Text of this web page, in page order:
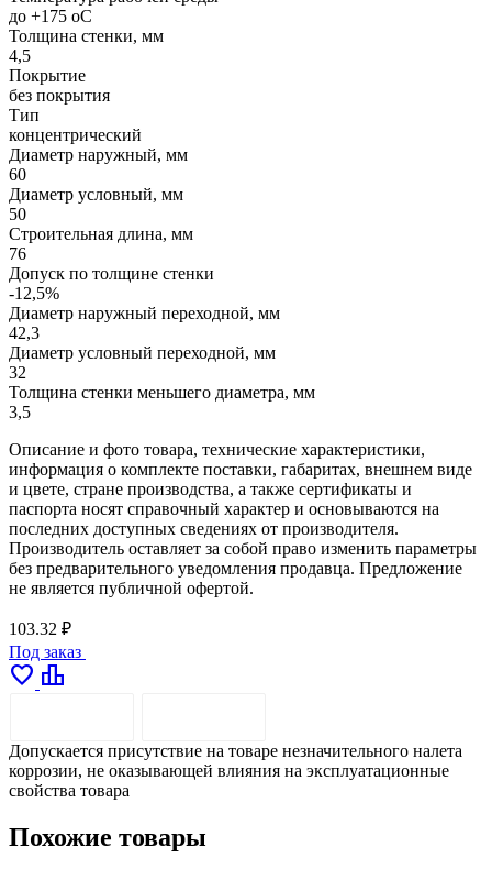
до +175 oC
Толщина стенки, мм
4,5
Покрытие
без покрытия
Тип
концентрический
Диаметр наружный, мм
60
Диаметр условный, мм
50
Строительная длина, мм
76
Допуск по толщине стенки
-12,5%
Диаметр наружный переходной, мм
42,3
Диаметр условный переходной, мм
32
Толщина стенки меньшего диаметра, мм
3,5
Описание и фото товара, технические характеристики,
информация о комплекте поставки, габаритах, внешнем виде
и цвете, стране производства, а также сертификаты и
паспорта носят справочный характер и основываются на
последних доступных сведениях от производителя.
Производитель оставляет за собой право изменить параметры
без предварительного уведомления продавца. Предложение
не является публичной офертой.
103.32 ₽
Под заказ
favorite leaderboard
Допускается присутствие на товаре незначительного налета
коррозии, не оказывающей влияния на эксплуатационные
свойства товара
Похожие товары